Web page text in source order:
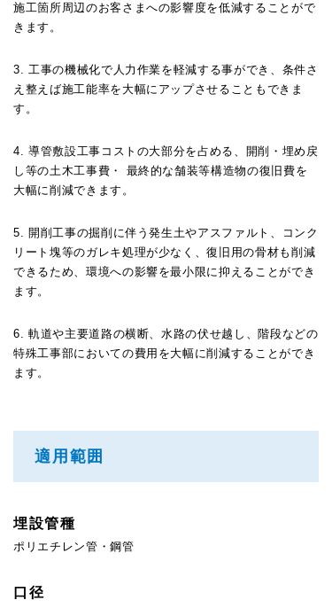
施工箇所周辺のお客さまへの影響度を低減することがで
きます。
3. 工事の機械化で人力作業を軽減する事ができ、条件さ
え整えば施工能率を大幅にアップさせることもできま
す。
4. 導管敷設工事コストの大部分を占める、開削・埋め戻
し等の土木工事費・ 最終的な舗装等構造物の復旧費を
大幅に削減できます。
5. 開削工事の掘削に伴う発生土やアスファルト、コンク
リート塊等のガレキ処理が少なく、復旧用の骨材も削減
できるため、環境への影響を最小限に抑えることができ
ます。
6. 軌道や主要道路の横断、水路の伏せ越し、階段などの
特殊工事部においての費用を大幅に削減することができ
ます。
適用範囲
埋設管種
ポリエチレン管・鋼管
口径